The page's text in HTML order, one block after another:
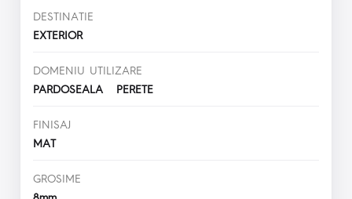
DESTINATIE
EXTERIOR
DOMENIU UTILIZARE
PARDOSEALA PERETE
FINISAJ
MAT
GROSIME